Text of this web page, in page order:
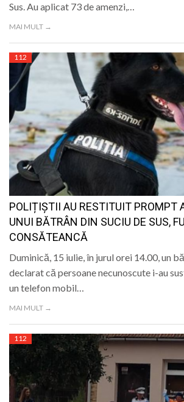
Sus. Au aplicat 73 de amenzi,…
MAI MULT →
112
POLIȚIȘTII AU RESTITUIT PROMPT
UNUI BĂTRÂN DIN SUCIU DE SUS,
CONSĂTEANCĂ
Duminică, 15 iulie, în jurul orei 14.00, un
declarat că persoane necunoscute i-au
un telefon mobil…
MAI MULT →
112